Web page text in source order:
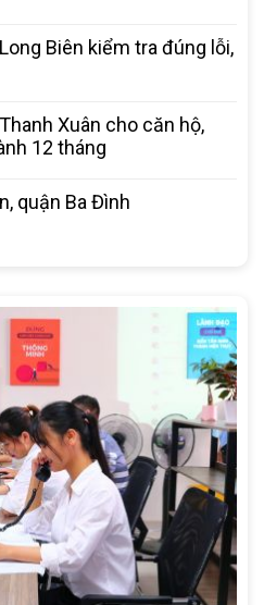
Biên kiểm tra đúng lỗi,
Xuân cho căn hộ,
12 tháng
quận Ba Đình